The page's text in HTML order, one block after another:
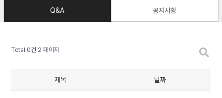
Q&A 공지사항
Total 0건 2 페이지
제목 날짜